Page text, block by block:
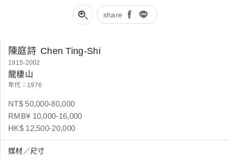
share
陳庭詩 Chen Ting-Shi
1915-2002
龍棲山
年代：1976
NT$ 50,000-80,000
RMB¥ 10,000-16,000
HK$ 12,500-20,000
媒材／尺寸